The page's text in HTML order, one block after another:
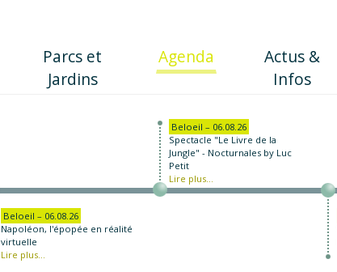
Parcs et
Jardins
Agenda (current)Actus &
Infos
Beloeil – 06.08.26
Napoléon, l'épopée en réalité
virtuelle
Lire plus...
Beloeil – 06.08.26
Spectacle "Le Livre de la
Jungle" - Nocturnales by Luc
Petit
Lire plus...